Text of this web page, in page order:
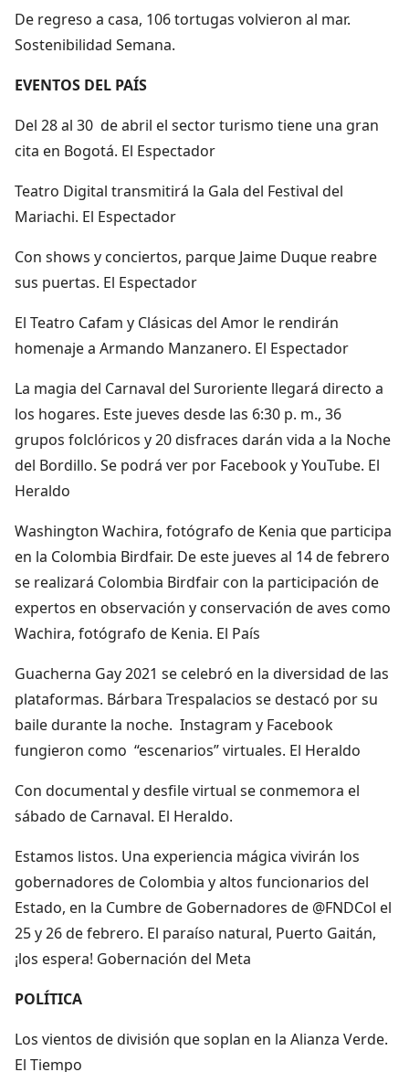
De regreso a casa, 106 tortugas volvieron al mar.
Sostenibilidad Semana.
EVENTOS DEL PAÍS
Del 28 al 30 de abril el sector turismo tiene una gran
cita en Bogotá. El Espectador
Teatro Digital transmitirá la Gala del Festival del
Mariachi. El Espectador
Con shows y conciertos, parque Jaime Duque reabre
sus puertas. El Espectador
El Teatro Cafam y Clásicas del Amor le rendirán
homenaje a Armando Manzanero. El Espectador
La magia del Carnaval del Suroriente llegará directo a
los hogares. Este jueves desde las 6:30 p. m., 36
grupos folclóricos y 20 disfraces darán vida a la Noche
del Bordillo. Se podrá ver por Facebook y YouTube. El
Heraldo
Washington Wachira, fotógrafo de Kenia que participa
en la Colombia Birdfair. De este jueves al 14 de febrero
se realizará Colombia Birdfair con la participación de
expertos en observación y conservación de aves como
Wachira, fotógrafo de Kenia. El País
Guacherna Gay 2021 se celebró en la diversidad de las
plataformas. Bárbara Trespalacios se destacó por su
baile durante la noche. Instagram y Facebook
fungieron como “escenarios” virtuales. El Heraldo
Con documental y desfile virtual se conmemora el
sábado de Carnaval. El Heraldo.
Estamos listos. Una experiencia mágica vivirán los
gobernadores de Colombia y altos funcionarios del
Estado, en la Cumbre de Gobernadores de @FNDCol el
25 y 26 de febrero. El paraíso natural, Puerto Gaitán,
¡los espera! Gobernación del Meta
POLÍTICA
Los vientos de división que soplan en la Alianza Verde.
El Tiempo